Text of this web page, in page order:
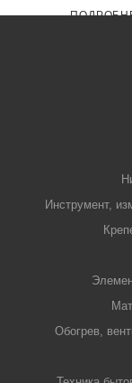
Инструмент,
Обогрев,